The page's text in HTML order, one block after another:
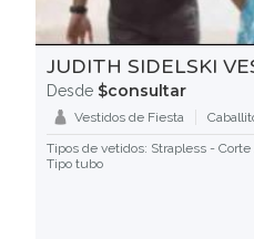
JUDITH SIDELSKI
Desde $consultar
Vestidos de Fiesta
Tipos de vetidos: Strapless -
Tipo tubo